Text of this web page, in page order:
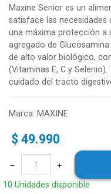
Maxine Senior es un
satisface las
una máxima protección a
agregado de
de alto valor biológico,
(Vitaminas E, C y
cuidado del tracto
Marca: MAXINE
$ 49.990
10 Unidades disponible
10 Unidades disponible